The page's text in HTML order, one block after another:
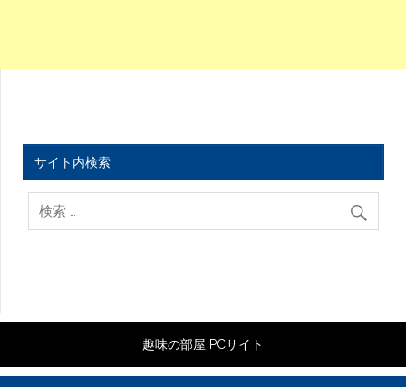
サイト内検索
趣味の部屋 PCサイト